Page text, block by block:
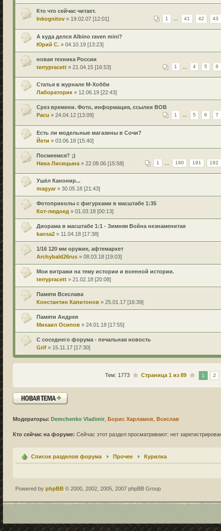
Кто что сейчас читает.
1 ... 41 42 43
Inkognitov » 19.02.07 [12:01]
А куда делся Albino raven mini?
Юрий С. » 04.10.19 [13:23]
новая техника России
1 4 5 6
terrypracett » 21.04.15 [16:53]
Статья в журнале М-Хобби
Лабораторик » 12.06.19 [22:43]
Срез времени. Фото, информация, ссылки ВОВ
1 5 6 7
Pacu » 24.04.12 [13:09]
Есть ли модельные магазины в Сочи?
Йети » 03.06.18 [15:40]
Посмеемся? ;)
1 190 191 192
Ника Лисицына » 22.08.06 [15:58]
Ушёл Канонир...
magyar» 30.05.18 [21:43]
Фотоприколы с фигурками в масштабе 1:35
Кот-людоед » 01.03.18 [00:13]
Диорама в масштабе 1:1 - Зимняя Война незнаменитая
kansa2 » 11.04.18 [17:38]
1/16 120 мм оружие, афтемаркет
Archybald26rus » 08.03.18 [19:03]
Мои витражи на тему истории и военной истории.
terrypracett » 21.02.18 [20:08]
Памяти Всеслава
Константин Капитонов » 25.01.17 [16:39]
Памяти Андрея
Михаил Осипов » 24.01.18 [17:55]
С соседнего форума - печальная новость
Grif » 15.11.17 [17:30]
Тем: 1773 Страница 1из 89 1 2
Новая тема
Модераторы: Demchenko Vladimir, Борис Харламов, Всеслав
Кто сейчас на форуме: Сейчас этот раздел просматривают: нет
Список разделов форума Прочее Курилка
Powered by phpBB © 2000, 2002, 2005, 2007 phpBB Group